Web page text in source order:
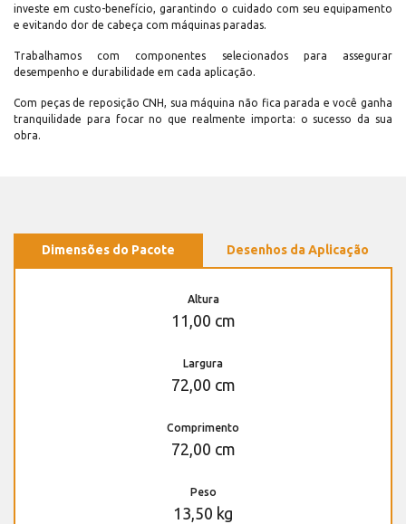
investe em custo-benefício, garantindo o cuidado com seu equipamento
e evitando dor de cabeça com máquinas paradas.
Trabalhamos com componentes selecionados para assegurar
desempenho e durabilidade em cada aplicação.
Com peças de reposição CNH, sua máquina não fica parada e você ganha
tranquilidade para focar no que realmente importa: o sucesso da sua
obra.
Dimensões do Pacote Desenhos da Aplicação
Altura
11,00 cm
Largura
72,00 cm
Comprimento
72,00 cm
Peso
13,50 kg